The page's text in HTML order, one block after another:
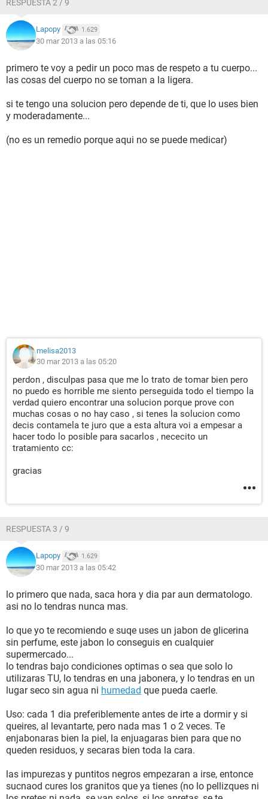
RESPUESTA 2 / 9
Lapopy 1.629
30 mar 2013 a las 05:16
primero te voy a pedir un poco mas de respeto a tu cuerpo...
las cosas del cuerpo no se toman a la ligera.
si te tengo una solucion pero depende de ti, que lo uses bien
y moderadamente...
(no es un remedio porque aqui no se puede medicar)
melisa2013
30 mar 2013 a las 05:20
perdon , disculpas pasa que me lo trato de tomar bien pero
no puedo es horrible me siento perseguida todo el tiempo la
verdad quiero encontrar una solucion porque prove con
muchas cosas o no hay caso , si tenes la solucion como
decis contamela te juro que a esta altura voi a empesar a
hacer todo lo posible para sacarlos , nececito un
tratamiento cc:
gracias
RESPUESTA 3 / 9
Lapopy 1.629
30 mar 2013 a las 05:42
lo primero que nada, saca hora y dia par aun dermatologo.
asi no lo tendras nunca mas.
lo que yo te recomiendo e suqe uses un jabon de glicerina
sin perfume, este jabon lo conseguis en cualquier
supermercado...
lo tendras bajo condiciones optimas o sea que solo lo
utilizaras TU, lo tendras en una jabonera, y lo tendras en un
lugar seco sin agua ni humedad que pueda caerle.
Uso: cada 1 dia preferiblemente antes de irte a dormir y si
queires, al levantarte, pero nada mas 1 o 2 veces. Te
enjabonaras bien la piel, la enjuagaras bien para que no
queden residuos, y secaras bien toda la cara.
las impurezas y puntitos negros empezaran a irse, entonce
sucnaod cures los granitos que ya tienes (no lo pellizques ni